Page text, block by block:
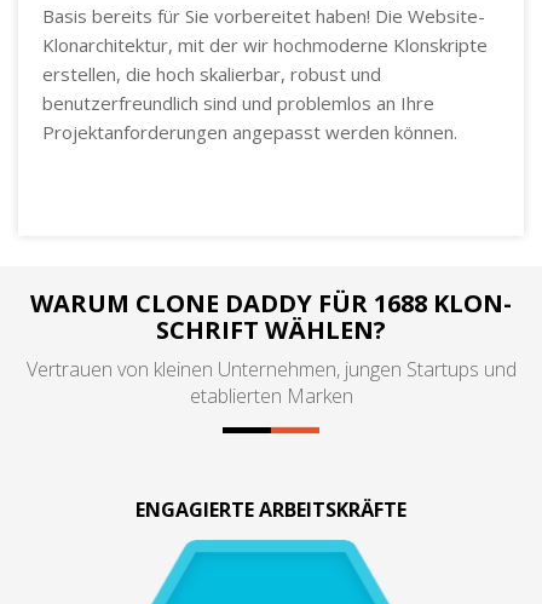
Basis bereits für Sie vorbereitet haben! Die Website-
Klonarchitektur, mit der wir hochmoderne Klonskripte
erstellen, die hoch skalierbar, robust und
benutzerfreundlich sind und problemlos an Ihre
Projektanforderungen angepasst werden können.
WARUM CLONE DADDY FÜR 1688 KLON-
SCHRIFT WÄHLEN?
Vertrauen von kleinen Unternehmen, jungen Startups und
etablierten Marken
ENGAGIERTE ARBEITSKRÄFTE